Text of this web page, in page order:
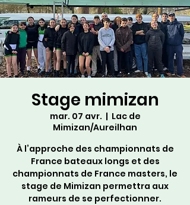
Stage mimizan
mar. 07 avr.
  |
Lac de
Mimizan/Aureilhan
À l’approche des championnats de
France bateaux longs et des
championnats de France masters, le
stage de Mimizan permettra aux
rameurs de se perfectionner.